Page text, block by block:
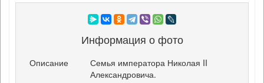
Информация о фото
Описание
Семья императора Николая II
Александровича.